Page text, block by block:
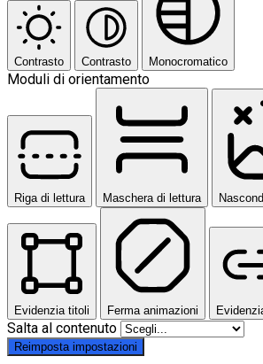
Contrasto Contrasto Monocromatico
Moduli di orientamento
Riga di lettura Maschera di lettura
Evidenzia titoli Ferma animazioni
Salta al contenuto
Reimposta impostazioni